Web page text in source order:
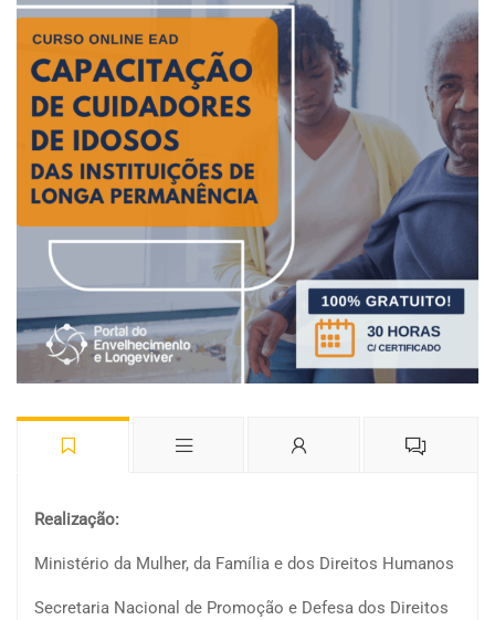
Realização:
Ministério da Mulher, da Família e dos Direitos Humanos
Secretaria Nacional de Promoção e Defesa dos Direitos